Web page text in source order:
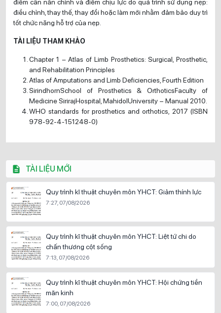
TÀI LIỆU MỚI
Quy trình kĩ thuật chuyên môn YHCT: Giảm thính lực
7:27, 07/08/2026
Quy trình kĩ thuật chuyên môn YHCT: Liệt tứ chi do
chấn thương cột sống
7:13, 07/08/2026
Quy trình kĩ thuật chuyên môn YHCT: Hội chứng tiền
mãn kinh
7:00, 07/08/2026
điểm cần nắn chỉnh và điểm chịu lực do quá trình sử dụng nẹp:
điều chỉnh, thay thế, thay đổi hoặc làm mới nhằm đảm bảo duy trì
tốt chức năng hỗ trợ của nẹp.
TÀI LIỆU THAM KHẢO
Chapter 1 – Atlas of Limb Prosthetics: Surgical, Prosthetic,
and Rehabilitation Principles
Atlas of Amputations and Limb Deficiencies, Fourth Edition
SirindhornSchool of Prosthetics & OrthoticsFaculty of
Medicine SirirajHospital, MahidolUniversity – Manual 2010.
WHO standards for prosthetics and orthotics, 2017 (ISBN
978-92-4-151248-0)